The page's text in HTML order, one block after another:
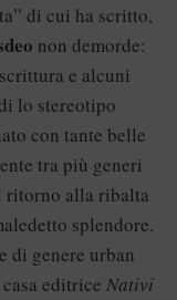
di cui ha scritto,
non demorde:
e alcuni
lo stereotipo
con tante belle
tra più generi
ritorno alla ribalta
splendore.
di genere urban
editrice Nativi